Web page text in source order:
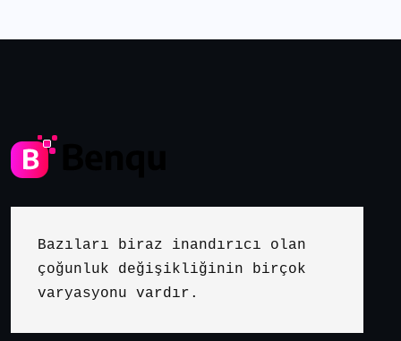
Bazıları biraz inandırıcı olan
çoğunluk değişikliğinin birçok
varyasyonu vardır.